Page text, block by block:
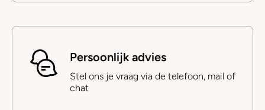
Persoonlijk advies
Stel ons je vraag via de telefoon, mail of
chat